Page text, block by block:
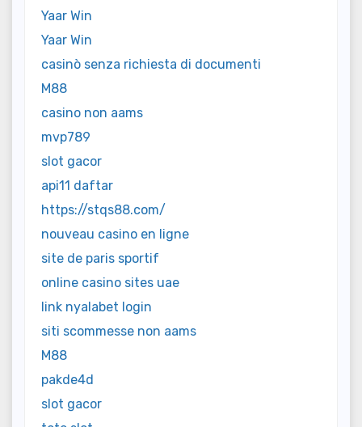
Yaar Win
Yaar Win
casinò senza richiesta di documenti
M88
casino non aams
mvp789
slot gacor
api11 daftar
https://stqs88.com/
nouveau casino en ligne
site de paris sportif
online casino sites uae
link nyalabet login
siti scommesse non aams
M88
pakde4d
slot gacor